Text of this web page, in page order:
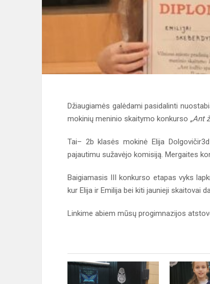
Džiaugiamės galėdami pasidalinti
mokinių meninio skaitymo konkurso „Ant
Tai– 2b klasės mokinė Elija
pajautimu sužavėjo komisiją. Mergaites
Baigiamasis III konkurso etapas vyks
kur Elija ir Emilija bei kiti jaunieji skaitovai
Linkime abiem mūsų progimnazijos